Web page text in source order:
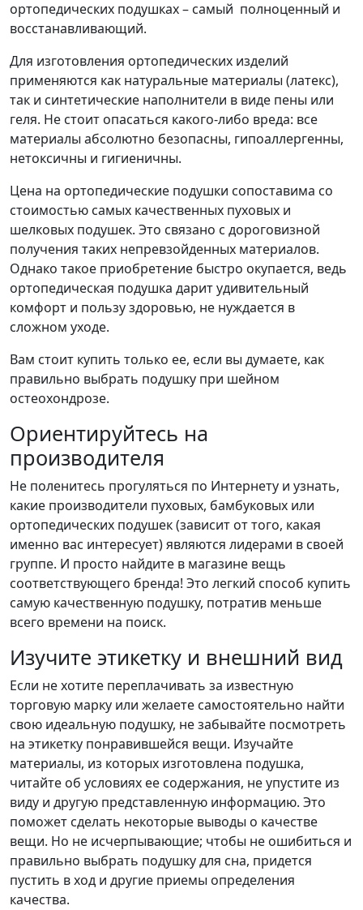
ортопедических подушках – самый полноценный и
восстанавливающий.
Для изготовления ортопедических изделий
применяются как натуральные материалы (латекс),
так и синтетические наполнители в виде пены или
геля. Не стоит опасаться какого-либо вреда: все
материалы абсолютно безопасны, гипоаллергенны,
нетоксичны и гигиеничны.
Цена на ортопедические подушки сопоставима со
стоимостью самых качественных пуховых и
шелковых подушек. Это связано с дороговизной
получения таких непревзойденных материалов.
Однако такое приобретение быстро окупается, ведь
ортопедическая подушка дарит удивительный
комфорт и пользу здоровью, не нуждается в
сложном уходе.
Вам стоит купить только ее, если вы думаете, как
правильно выбрать подушку при шейном
остеохондрозе.
Ориентируйтесь на
производителя
Не поленитесь прогуляться по Интернету и узнать,
какие производители пуховых, бамбуковых или
ортопедических подушек (зависит от того, какая
именно вас интересует) являются лидерами в своей
группе. И просто найдите в магазине вещь
соответствующего бренда! Это легкий способ купить
самую качественную подушку, потратив меньше
всего времени на поиск.
Изучите этикетку и внешний вид
Если не хотите переплачивать за известную
торговую марку или желаете самостоятельно найти
свою идеальную подушку, не забывайте посмотреть
на этикетку понравившейся вещи. Изучайте
материалы, из которых изготовлена подушка,
читайте об условиях ее содержания, не упустите из
виду и другую представленную информацию. Это
поможет сделать некоторые выводы о качестве
вещи. Но не исчерпывающие; чтобы не ошибиться и
правильно выбрать подушку для сна, придется
пустить в ход и другие приемы определения
качества.